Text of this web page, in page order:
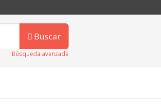
Buscar
Búsqueda avanzada